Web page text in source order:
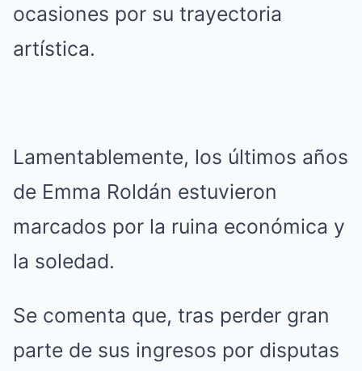
ocasiones por su trayectoria
artística.
Lamentablemente, los últimos años
de Emma Roldán estuvieron
marcados por la ruina económica y
la soledad.
Se comenta que, tras perder gran
parte de sus ingresos por disputas